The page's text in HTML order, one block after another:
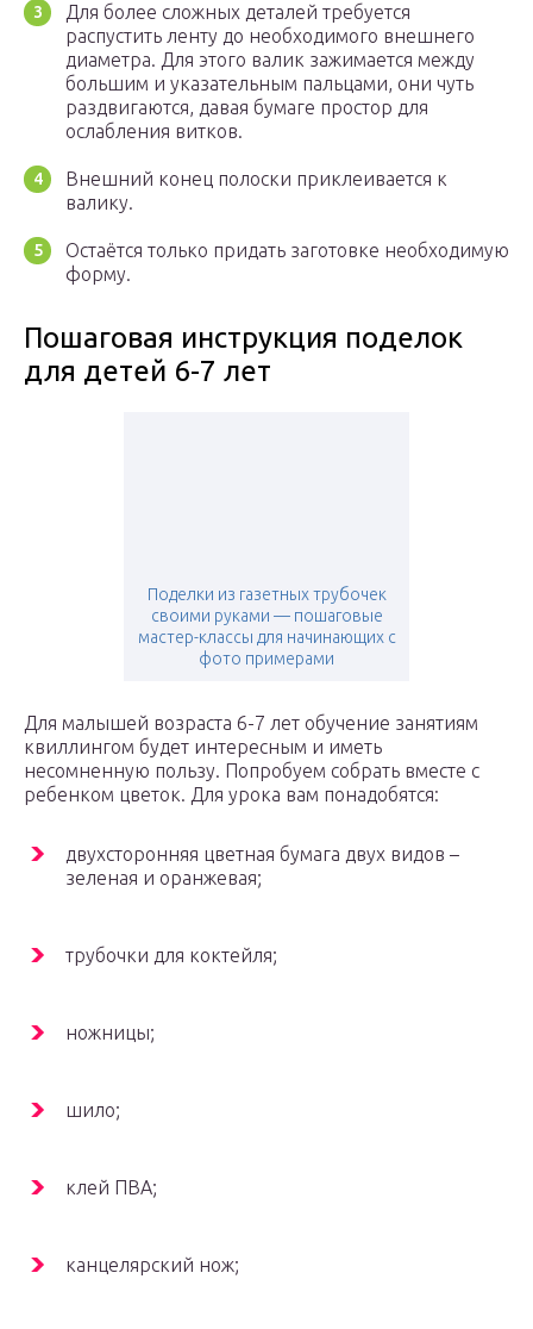
Для более сложных деталей требуется
распустить ленту до необходимого внешнего
диаметра. Для этого валик зажимается между
большим и указательным пальцами, они чуть
раздвигаются, давая бумаге простор для
ослабления витков.
Внешний конец полоски приклеивается к
валику.
Остаётся только придать заготовке необходимую
форму.
Пошаговая инструкция поделок
для детей 6-7 лет
Поделки из газетных трубочек
своими руками — пошаговые
мастер-классы для начинающих с
фото примерами
Для малышей возраста 6-7 лет обучение занятиям
квиллингом будет интересным и иметь
несомненную пользу. Попробуем собрать вместе с
ребенком цветок. Для урока вам понадобятся:
двухсторонняя цветная бумага двух видов –
зеленая и оранжевая;
трубочки для коктейля;
ножницы;
шило;
клей ПВА;
канцелярский нож;